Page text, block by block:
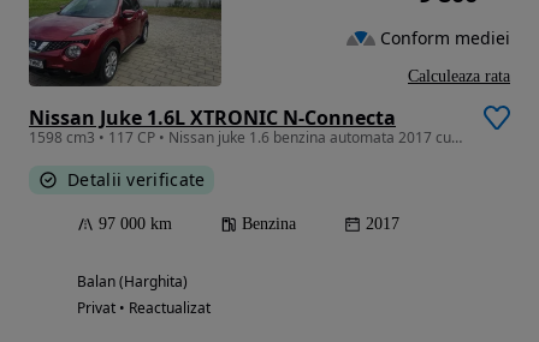
Nissan Juke 1.6L XTRONIC N-Connecta
1598 cm3 • 117 CP • Nissan juke 1.6 benzina automata 2017 cutia de viteze ca noua
Detalii verificate
97 000 km Benzina 2017
Balan (Harghita)
Privat • Reactualizat
Conform mediei
Calculeaza rata